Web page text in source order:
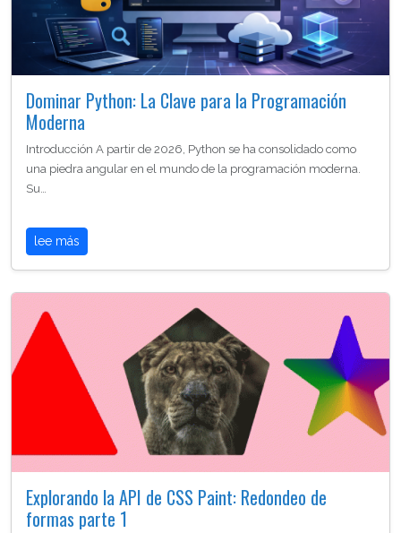
Dominar Python: La Clave para la Programación
Moderna
Introducción A partir de 2026, Python se ha consolidado como
una piedra angular en el mundo de la programación moderna.
Su…
lee más
Explorando la API de CSS Paint: Redondeo de
formas parte 1